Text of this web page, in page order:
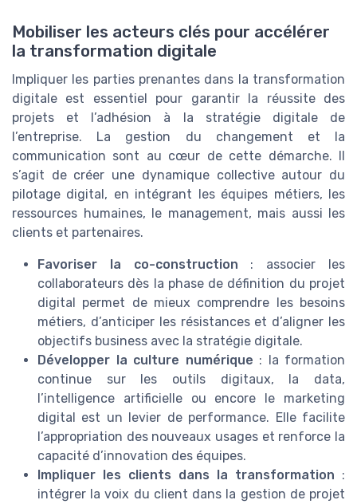
Mobiliser les acteurs clés pour accélérer
la transformation digitale
Impliquer les parties prenantes dans la transformation
digitale est essentiel pour garantir la réussite des
projets et l’adhésion à la stratégie digitale de
l’entreprise. La gestion du changement et la
communication sont au cœur de cette démarche. Il
s’agit de créer une dynamique collective autour du
pilotage digital, en intégrant les équipes métiers, les
ressources humaines, le management, mais aussi les
clients et partenaires.
Favoriser la co-construction : associer les
collaborateurs dès la phase de définition du projet
digital permet de mieux comprendre les besoins
métiers, d’anticiper les résistances et d’aligner les
objectifs business avec la stratégie digitale.
Développer la culture numérique : la formation
continue sur les outils digitaux, la data,
l’intelligence artificielle ou encore le marketing
digital est un levier de performance. Elle facilite
l’appropriation des nouveaux usages et renforce la
capacité d’innovation des équipes.
Impliquer les clients dans la transformation :
intégrer la voix du client dans la gestion de projet